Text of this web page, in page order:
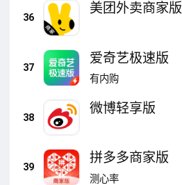
36
美团外卖商家版
37
爱奇艺极速版
有内购
38
微博轻享版
39
拼多多商家版
测心率